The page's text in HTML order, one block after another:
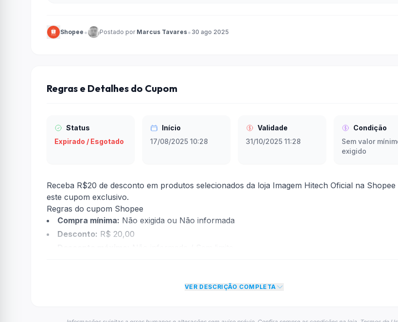
Shopee • Postado por Marcus Tavares• 30 ago 2025
Regras e Detalhes do Cupom
Status
Expirado / Esgotado
Início
17/08/2025 10:28
Validade
31/10/2025 11:28
Condição
Sem valor
exigido
Receba R$20 de desconto em produtos selecionados da loja Imagem Hitech Oficial na Shopee
este cupom exclusivo.
Regras do cupom Shopee
Compra mínima: Não exigida ou Não informada
Desconto: R$ 20,00
dará um desconto de R$ 20,00 no total do carrinho, não foram
econtradas informações sobre restrição de teto máximo para esse cupom.
VER DESCRIÇÃO COMPLETA